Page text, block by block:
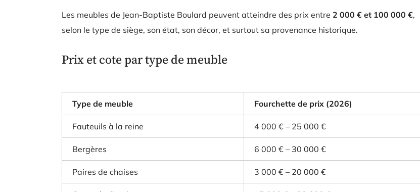
Les meubles de Jean-Baptiste Boulard peuvent atteindre des prix entre 2 000 € et 100 000 €,
selon le type de siège, son état, son décor, et surtout sa provenance historique.
Prix et cote par type de meuble
Type de meuble Fourchette de prix (2026)
Fauteuils à la reine 4 000 € – 25 000 €
Bergères 6 000 € – 30 000 €
Paires de chaises 3 000 € – 20 000 €